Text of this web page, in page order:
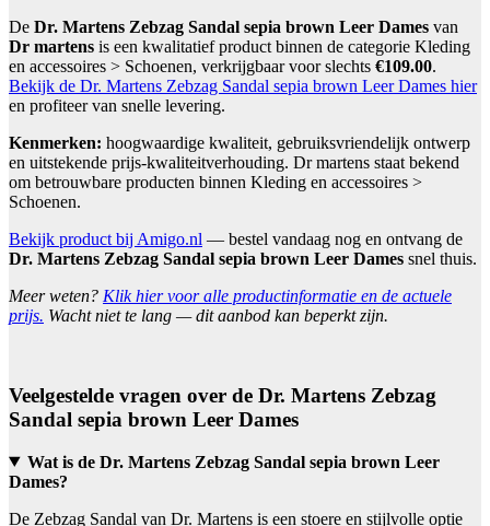
De Dr. Martens Zebzag Sandal sepia brown Leer Dames van
Dr martens is een kwalitatief product binnen de categorie Kleding
en accessoires > Schoenen, verkrijgbaar voor slechts €109.00.
Bekijk de Dr. Martens Zebzag Sandal sepia brown Leer Dames hier
en profiteer van snelle levering.
Kenmerken: hoogwaardige kwaliteit, gebruiksvriendelijk ontwerp
en uitstekende prijs-kwaliteitverhouding. Dr martens staat bekend
om betrouwbare producten binnen Kleding en accessoires >
Schoenen.
Bekijk product bij Amigo.nl — bestel vandaag nog en ontvang de
Dr. Martens Zebzag Sandal sepia brown Leer Dames snel thuis.
Meer weten? Klik hier voor alle productinformatie en de actuele
prijs. Wacht niet te lang — dit aanbod kan beperkt zijn.
Veelgestelde vragen over de Dr. Martens Zebzag
Sandal sepia brown Leer Dames
Wat is de Dr. Martens Zebzag Sandal sepia brown Leer
Dames?
De Zebzag Sandal van Dr. Martens is een stoere en stijlvolle optie